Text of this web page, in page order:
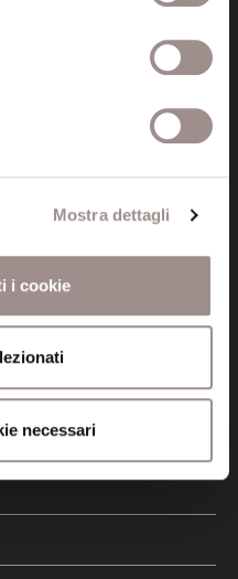
Mostra dettagli
i cookie
necessari